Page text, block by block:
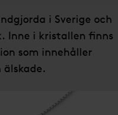
i Sverige och
Inne i kristallen finns
som innehåller